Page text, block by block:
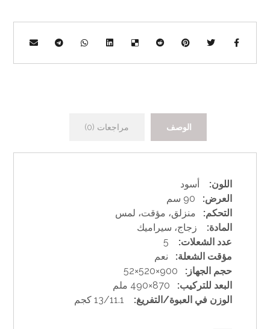
الوصف مراجعات (0)
اللون: أسود
العرض:
التحكم:
منزلق، مؤقت، لمس
المادة: زجاج، سيراميك
عدد الشعلات:
مؤقت الشعلة:
نعم
حجم الجهاز:
البعد للتركيب:
الوزن في العبوة/التفريغ: